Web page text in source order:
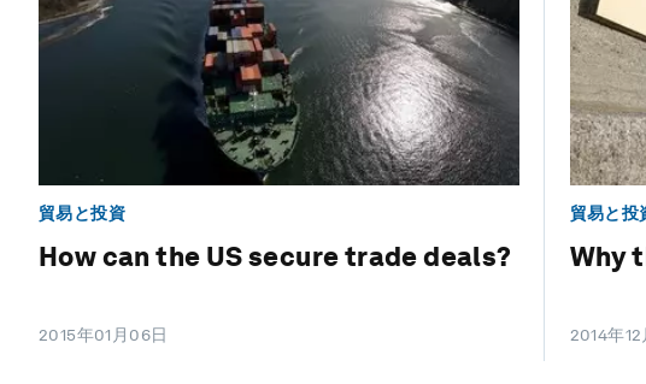
貿易と投資
How can the US secure trade deals?
2015年01月06日
貿易と投
Why
2014年